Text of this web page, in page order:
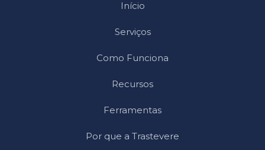
Início
Serviços
Como Funciona
Recursos
Ferramentas
Por que a Trastevere